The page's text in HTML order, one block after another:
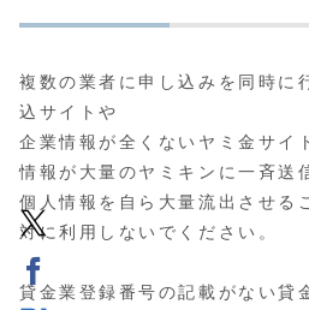
複数の業者に申し込みを同時に
込サイトや
企業情報が全くないヤミ金サイ
情報が大量のヤミキンに一斉送
個人情報を自ら大量流出させる
対に利用しないでください。
貸金業登録番号の記載がない貸